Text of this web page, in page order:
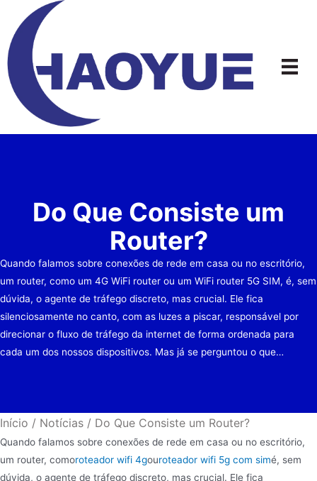
para
conteúdo
Do Que Consiste um
Router?
Quando falamos sobre conexões de rede em casa ou no escritório,
um router, como um 4G WiFi router ou um WiFi router 5G SIM, é, sem
dúvida, o agente de tráfego discreto, mas crucial. Ele fica
silenciosamente no canto, com as luzes a piscar, responsável por
direcionar o fluxo de tráfego da internet de forma ordenada para
cada um dos nossos dispositivos. Mas já se perguntou o que…
Início / Notícias / Do Que Consiste um Router?
Quando falamos sobre conexões de rede em casa ou no escritório,
um router, comoroteador wifi 4gouroteador wifi 5g com simé, sem
dúvida, o agente de tráfego discreto, mas crucial. Ele fica